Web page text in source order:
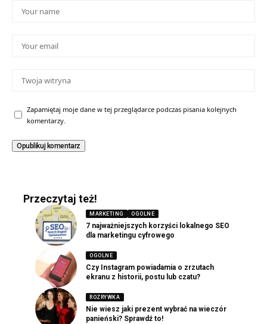
Zapamiętaj moje dane w tej przeglądarce podczas pisania kolejnych
komentarzy.
Przeczytaj też!
MARKETING OGOLNE
7 najważniejszych korzyści lokalnego SEO
dla marketingu cyfrowego
OGOLNE
Czy Instagram powiadamia o zrzutach
ekranu z historii, postu lub czatu?
ROZRYWKA
Nie wiesz jaki prezent wybrać na wieczór
panieński? Sprawdź to!